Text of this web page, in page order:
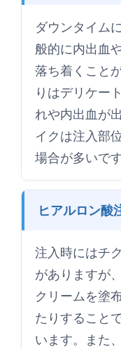
ダウンタイム
般的に内出血
落ち着くこと
りはデリケー
れや内出血が
イクは注入部
場合が多いです
ヒアルロン酸
注入時にはチ
がありますが
クリームを塗
たりすること
います。また